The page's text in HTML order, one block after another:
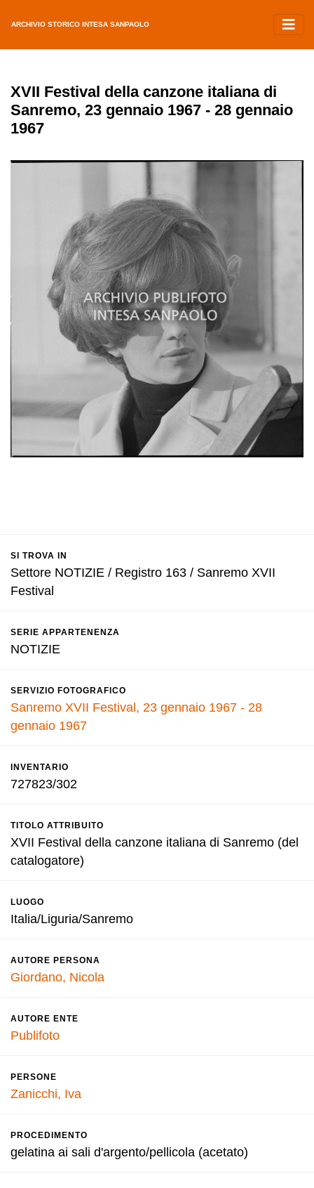
ARCHIVIO STORICO INTESA SANPAOLO
XVII Festival della canzone italiana di
Sanremo, 23 gennaio 1967 - 28 gennaio
1967
SI TROVA IN
Settore NOTIZIE / Registro 163 / Sanremo XVII
Festival
SERIE APPARTENENZA
NOTIZIE
SERVIZIO FOTOGRAFICO
Sanremo XVII Festival, 23 gennaio 1967 - 28
gennaio 1967
INVENTARIO
727823/302
TITOLO ATTRIBUITO
XVII Festival della canzone italiana di Sanremo (del
catalogatore)
LUOGO
Italia/Liguria/Sanremo
AUTORE PERSONA
Giordano, Nicola
AUTORE ENTE
Publifoto
PERSONE
Zanicchi, Iva
PROCEDIMENTO
gelatina ai sali d'argento/pellicola (acetato)